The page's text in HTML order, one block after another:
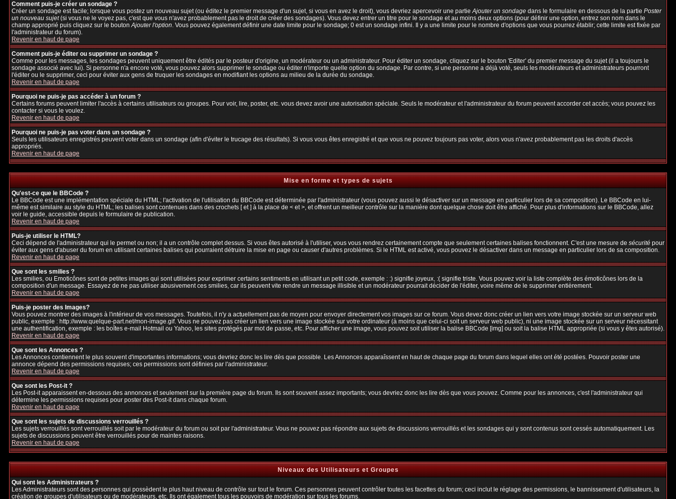
Comment puis-je créer un sondage ?
Créer un sondage est facile; lorsque vous postez un nouveau sujet (ou éditez le premier message d'un sujet, si vous en avez le droit), vous devriez apercevoir une partieAjouter un sondagedans le formulaire en dessous de la partiePoster
un nouveau sujet(si vous ne le voyez pas, c'est que vous n'avez probablement pas le droit de créer des sondages). Vous devez entrer un titre pour le sondage et au moins deux options (pour définir une option, entrez son nom dans le
champ approprié puis cliquez sur le boutonAjouter l'option. Vous pouvez également définir une date limite pour le sondage; 0 est un sondage infini. Il y a une limite pour le nombre d'options que vous pourrez établir; cette limite est fixée par
l'administrateur du forum).
Revenir en haut de page
Comment puis-je éditer ou supprimer un sondage ?
Comme pour les messages, les sondages peuvent uniquement être édités par le posteur d'origine, un modérateur ou un administrateur. Pour éditer un sondage, cliquez sur le bouton 'Editer' du premier message du sujet (il a toujours le
sondage associé avec lui). Si personne n'a encore voté, vous pouvez alors supprimer le sondage ou éditer n'importe quelle option du sondage. Par contre, si une personne a déjà voté, seuls les modérateurs et administrateurs pourront
l'éditer ou le supprimer, ceci pour éviter aux gens de truquer les sondages en modifiant les options au milieu de la durée du sondage.
Revenir en haut de page
Pourquoi ne puis-je pas accéder à un forum ?
Certains forums peuvent limiter l'accès à certains utilisateurs ou groupes. Pour voir, lire, poster, etc. vous devez avoir une autorisation spéciale. Seuls le modérateur et l'administrateur du forum peuvent accorder cet accès; vous pouvez les
contacter si vous le voulez.
Revenir en haut de page
Pourquoi ne puis-je pas voter dans un sondage ?
Seuls les utilisateurs enregistrés peuvent voter dans un sondage (afin d'éviter le trucage des résultats). Si vous vous êtes enregistré et que vous ne pouvez toujours pas voter, alors vous n'avez probablement pas les droits d'accès
appropriés.
Revenir en haut de page
Mise en forme et types de sujets
Qu'est-ce que le BBCode ?
Le BBCode est une implémentation spéciale du HTML; l'activation de l'utilisation du BBCode est déterminée par l'administrateur (vous pouvez aussi le désactiver sur un message en particulier lors de sa composition). Le BBCode en lui-
même est similaire au style du HTML; les balises sont contenues dans des crochets [ et ] à la place de < et >, et offrent un meilleur contrôle sur la manière dont quelque chose doit être affiché. Pour plus d'informations sur le BBCode, allez
voir le guide, accessible depuis le formulaire de publication.
Revenir en haut de page
Puis-je utiliser le HTML?
Ceci dépend de l'administrateur qui le permet ou non; il a un contrôle complet dessus. Si vous êtes autorisé à l'utiliser, vous vous rendrez certainement compte que seulement certaines balises fonctionnent. C'est une mesure desécuritépour
éviter aux gens d'abuser du forum en utilisant certaines balises qui pourraient détruire la mise en page ou causer d'autres problèmes. Si le HTML est activé, vous pouvez le désactiver dans un message en particulier lors de sa composition.
Revenir en haut de page
Que sont les smilies ?
Les smilies, ou Emoticônes sont de petites images qui sont utilisées pour exprimer certains sentiments en utilisant un petit code, exemple : :) signifie joyeux, :( signifie triste. Vous pouvez voir la liste complète des émoticônes lors de la
composition d'un message. Essayez de ne pas utiliser abusivement ces smilies, car ils peuvent vite rendre un message illisible et un modérateur pourrait décider de l'éditer, voire même de le supprimer entièrement.
Revenir en haut de page
Puis-je poster des Images?
Vous pouvez montrer des images à l'intérieur de vos messages. Toutefois, il n'y a actuellement pas de moyen pour envoyer directement vos images sur ce forum. Vous devez donc créer un lien vers votre image stockée sur un serveur web
public, exemple : http://www.quelque-part.net/mon-image.gif. Vous ne pouvez pas créer un lien vers une image stockée sur votre ordinateur (à moins que celui-ci soit un serveur web public), ni une image stockée sur un serveur nécessitant
une authentification, exemple : les boîtes e-mail Hotmail ou Yahoo, les sites protégés par mot de passe, etc. Pour afficher une image, vous pouvez soit utiliser la balise BBCode [img] ou soit la balise HTML appropriée (si vous y êtes autorisé).
Revenir en haut de page
Que sont les Annonces ?
Les Annonces contiennent le plus souvent d'importantes informations; vous devriez donc les lire dès que possible. Les Annonces apparaîssent en haut de chaque page du forum dans lequel elles ont été postées. Pouvoir poster une
annonce dépend des permissions requises; ces permissions sont définies par l'administrateur.
Revenir en haut de page
Que sont les Post-it ?
Les Post-it apparaissent en-dessous des annonces et seulement sur la première page du forum. Ils sont souvent assez importants; vous devriez donc les lire dès que vous pouvez. Comme pour les annonces, c'est l'administrateur qui
détermine les permissions requises pour poster des Post-it dans chaque forum.
Revenir en haut de page
Que sont les sujets de discussions verrouillés ?
Les sujets verrouillés sont verrouillés soit par le modérateur du forum ou soit par l'administrateur. Vous ne pouvez pas répondre aux sujets de discussions verrouillés et les sondages qui y sont contenus sont cessés automatiquement. Les
sujets de discussions peuvent être verrouillés pour de maintes raisons.
Revenir en haut de page
Niveaux des Utilisateurs et Groupes
Qui sont les Administrateurs ?
Les Administrateurs sont des personnes qui possèdent le plus haut niveau de contrôle sur tout le forum. Ces personnes peuvent contrôler toutes les facettes du forum; ceci inclut le réglage des permissions, le bannissement d'utilisateurs, la
création de groupes d'utilisateurs ou de modérateurs, etc. Ils ont également tous les pouvoirs de modération sur tous les forums.